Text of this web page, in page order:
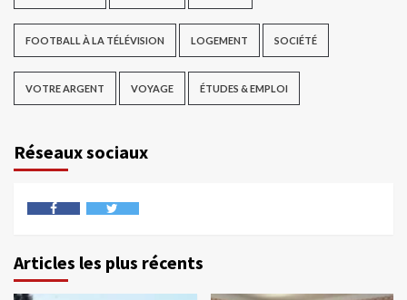
FOOTBALL À LA TÉLÉVISION LOGEMENT SOCIÉTÉ
VOTRE ARGENT VOYAGE ÉTUDES & EMPLOI
Réseaux sociaux
Articles les plus récents